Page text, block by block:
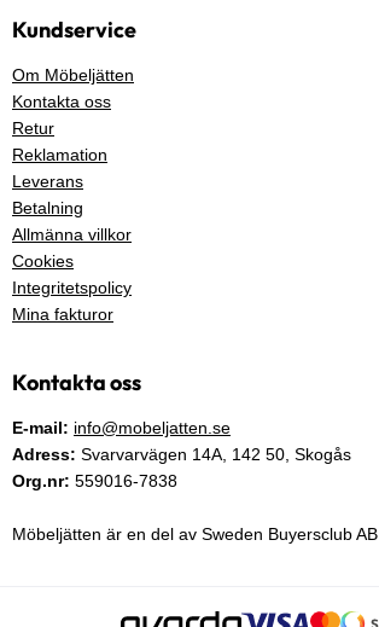
Kundservice
Om Möbeljätten
Kontakta oss
Retur
Reklamation
Leverans
Betalning
Allmänna villkor
Cookies
Integritetspolicy
Mina fakturor
Kontakta oss
E-mail: info@mobeljatten.se
Adress: Svarvarvägen 14A, 142 50 , Skogås
Org.nr: 559016-7838
Möbeljätten är en del av Sweden Buyersclub AB